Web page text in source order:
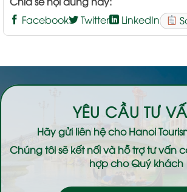
Facebook
Twitter LinkedIn
YÊU CẦU TƯ
Hãy gửi liên hệ choHanoi
Chúng tôi sẽ kết nối và hỗ trợ tư vấn
hợp cho Quý khách